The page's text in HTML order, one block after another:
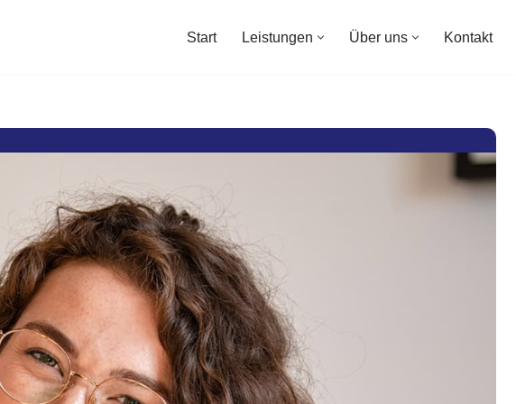
Start Leistungen Über uns Kontakt